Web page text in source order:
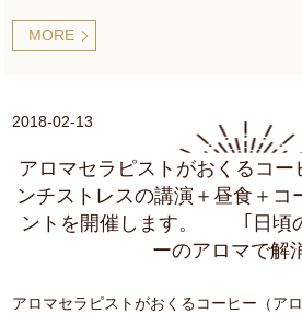
MORE
2018-02-13
アロマセラピストがおくるコー
ンチストレスの講演＋昼食＋コ
ントを開催します。 ｢日頃
ーのアロマで解
アロマセラピストがおくるコーヒー（ア